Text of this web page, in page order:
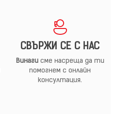
СВЪРЖИ СЕ С НАС
Винагисме насреща да ти
помогнем с онлайн
консултация.